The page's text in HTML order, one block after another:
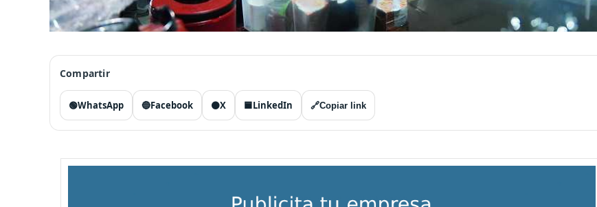
Compartir
🟢WhatsApp 🔵Facebook ⚫X 🟦LinkedIn 🔗Copiar link